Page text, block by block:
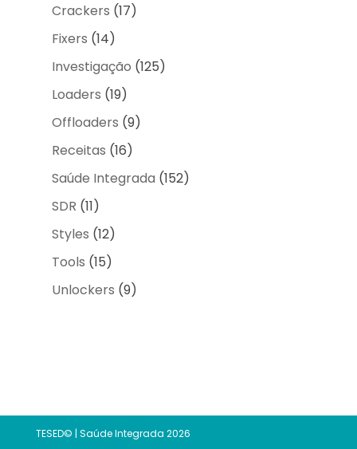
Crackers (17)
Fixers (14)
Investigação (125)
Loaders (19)
Offloaders (9)
Receitas (16)
Saúde Integrada (152)
SDR (11)
Styles (12)
Tools (15)
Unlockers (9)
TESED© | Saúde Integrada 2026